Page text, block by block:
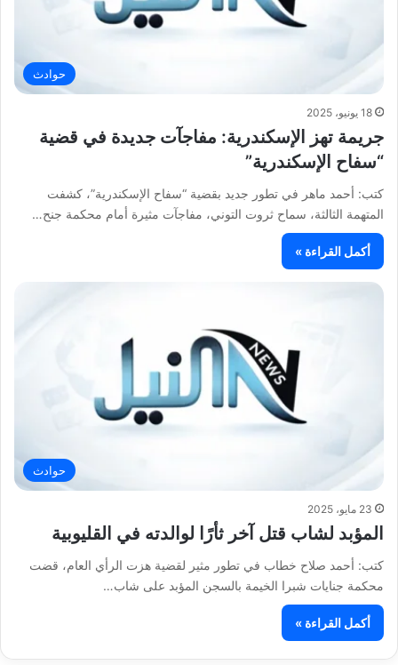
حوادث
18 يونيو، 2025
جريمة تهز الإسكندرية: مفاجآت جديدة في قضية
“سفاح الإسكندرية”
كتب: أحمد ماهر في تطور جديد بقضية “سفاح الإسكندرية”، كشفت
المتهمة الثالثة، سماح ثروت التوني، مفاجآت مثيرة أمام محكمة جنح…
أكمل القراءة »
حوادث
23 مايو، 2025
المؤبد لشاب قتل آخر ثأرًا لوالدته في القليوبية
كتب: أحمد صلاح خطاب في تطور مثير لقضية هزت الرأي العام، قضت
محكمة جنايات شبرا الخيمة بالسجن المؤبد على شاب…
أكمل القراءة »